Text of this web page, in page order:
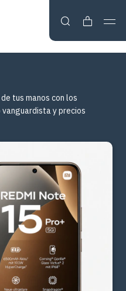
tus manos con los
vanguardista y precios